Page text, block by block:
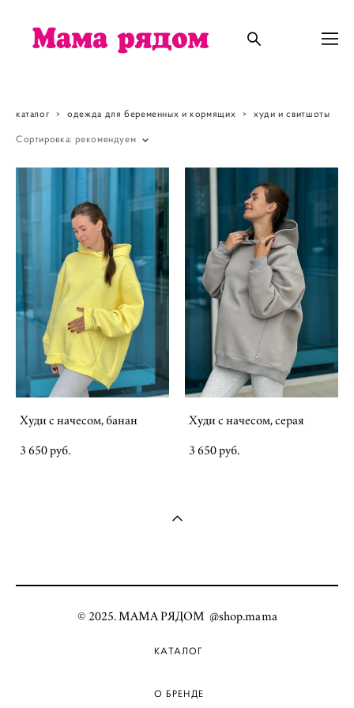
каталог > одежда для беременных и кормящих > худи и свитшоты
Сортировка: рекомендуем
Худи с начесом, банан
3 650 pуб.
Худи с начесом, серая
3 650 pуб.
© 2025. МАМА РЯДОМ @shop.mama
КАТАЛОГ
О БРЕНДЕ